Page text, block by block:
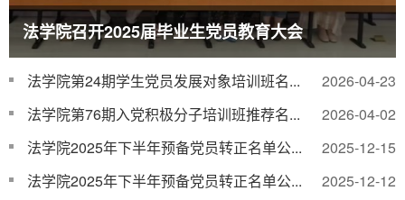
法学院召开2025届毕业生党员教育大会
2026-04-23
法学院第24期学生党员发展对象培训班名...
2026-04-02
法学院第76期入党积极分子培训班推荐名...
2025-12-15
法学院2025年下半年预备党员转正名单公...
2025-12-12
法学院2025年下半年预备党员转正名单公...